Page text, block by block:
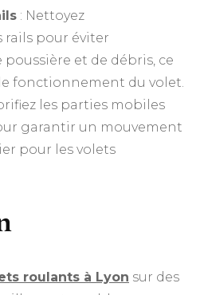
: Nettoyez
rails pour éviter
poussière et de débris, ce
fonctionnement du volet.
les parties mobiles
garantir un mouvement
pour les volets
roulants à Lyon sur des